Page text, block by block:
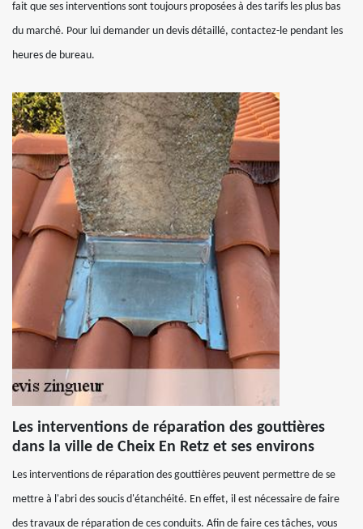
fait que ses interventions sont toujours proposées à des tarifs les plus bas
du marché. Pour lui demander un devis détaillé, contactez-le pendant les
heures de bureau.
Les interventions de réparation des gouttières
dans la ville de Cheix En Retz et ses environs
Les interventions de réparation des gouttières peuvent permettre de se
mettre à l'abri des soucis d'étanchéité. En effet, il est nécessaire de faire
des travaux de réparation de ces conduits. Afin de faire ces tâches, vous